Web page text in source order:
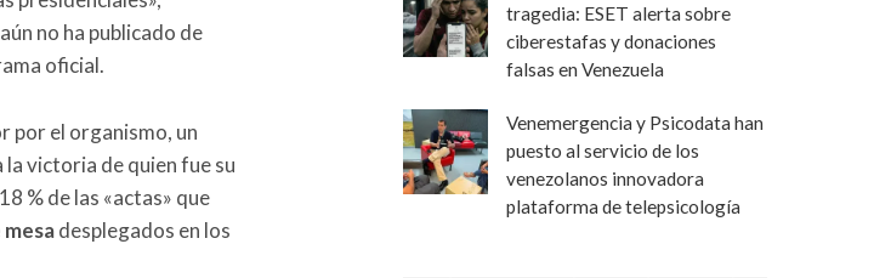
aún no ha publicado de
oficial.
por el organismo, un
la victoria de quien fue su
% de las «actas» que
desplegados en los
tragedia: ESET alerta sobre
ciberestafas y donaciones
falsas en Venezuela
Venemergencia y Psicodata han
puesto al servicio de los
venezolanos innovadora
plataforma de telepsicología